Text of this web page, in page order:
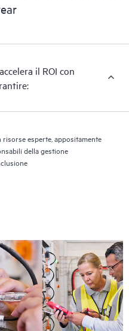
il ROI con
esperte, appositamente
della gestione